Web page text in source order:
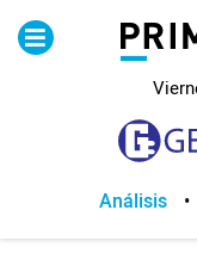
Lo Último
Política
Análisis